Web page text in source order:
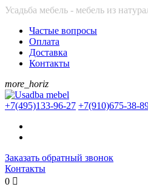
Усадьба мебель - мебель из
Частые вопросы
Оплата
Доставка
Контакты
more_horiz
+7(495)133-96-27 +7(910)675-38-
Заказать обратный звонок
Контакты
0 